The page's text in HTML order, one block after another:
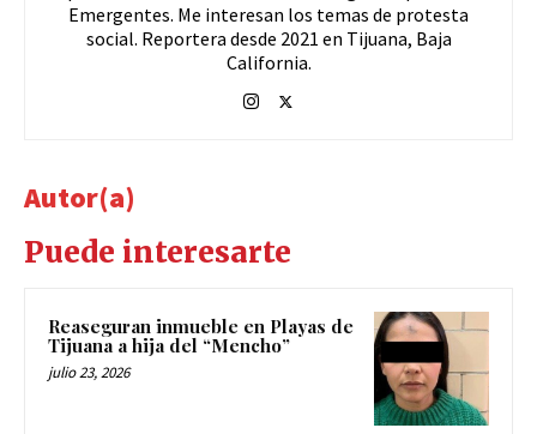
Emergentes. Me interesan los temas de protesta
social. Reportera desde 2021 en Tijuana, Baja
California.
Autor(a)
Puede interesarte
Reaseguran inmueble en Playas de
Tijuana a hija del “Mencho”
julio 23, 2026